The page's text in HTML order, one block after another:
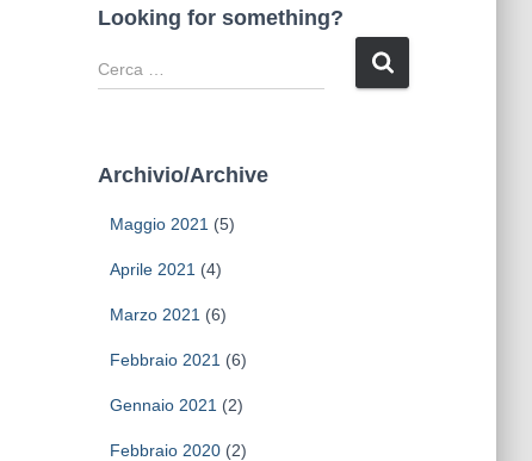
Looking for something?
R
i
Archivio/Archive
Maggio 2021 (5)
Aprile 2021 (4)
Marzo 2021 (6)
Febbraio 2021 (6)
Gennaio 2021 (2)
Febbraio 2020(2)